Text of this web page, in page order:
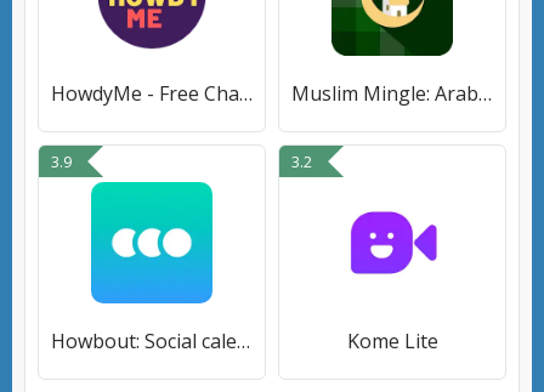
HowdyMe - Free Chat With Local Muslim Mingle: Arab Marriage
3.9
Howbout: Social calendar
3.2
Kome Lite